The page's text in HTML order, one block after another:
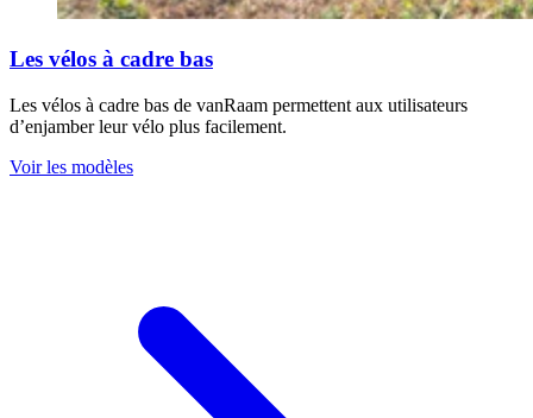
Les vélos à cadre bas
Les vélos à cadre bas de vanRaam permettent aux utilisateurs
d’enjamber leur vélo plus facilement.
Voir les modèles